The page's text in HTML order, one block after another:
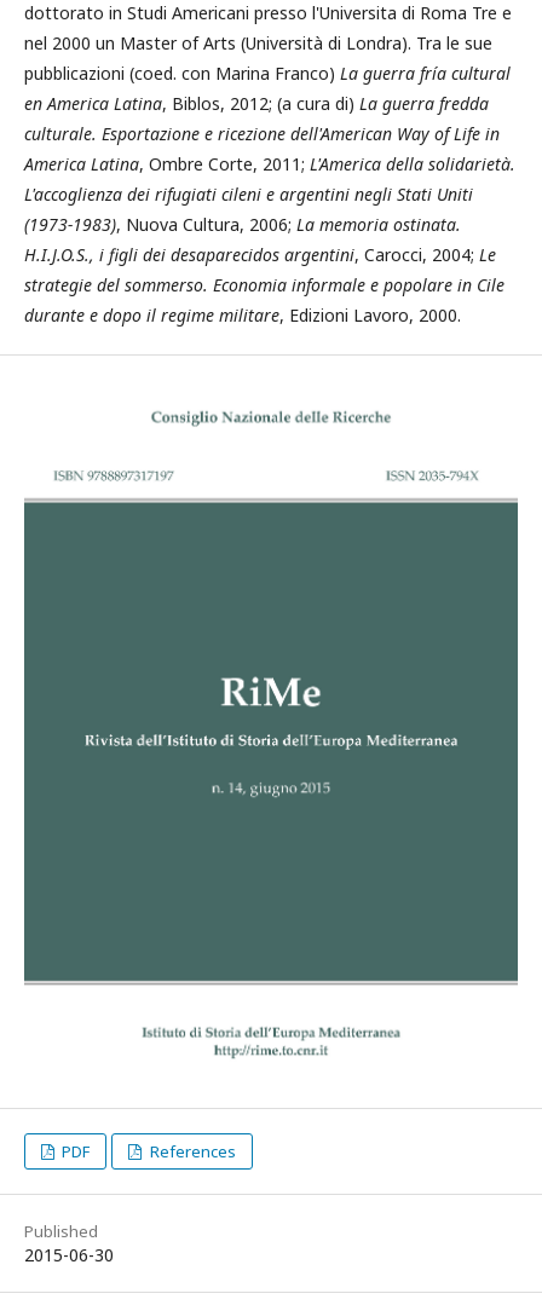
dottorato in Studi Americani presso l'Universita di Roma Tre e
nel 2000 un Master of Arts (Università di Londra). Tra le sue
pubblicazioni (coed. con Marina Franco) La guerra fría cultural
en America Latina, Biblos, 2012; (a cura di) La guerra fredda
culturale. Esportazione e ricezione dell'American Way of Life in
America Latina, Ombre Corte, 2011; L'America della solidarietà.
L'accoglienza dei rifugiati cileni e argentini negli Stati Uniti
(1973-1983), Nuova Cultura, 2006; La memoria ostinata.
H.I.J.O.S., i figli dei desaparecidos argentini, Carocci, 2004; Le
strategie del sommerso. Economia informale e popolare in Cile
durante e dopo il regime militare, Edizioni Lavoro, 2000.
PDF References
Published
2015-06-30